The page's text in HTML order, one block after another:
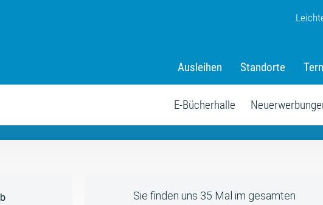
Ausleihen Standorte
E-Bücherhalle
Sommerferienprogramm
Sie finden uns 35 Mal im gesamten